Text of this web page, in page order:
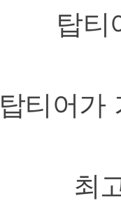
탑티
티어가
최